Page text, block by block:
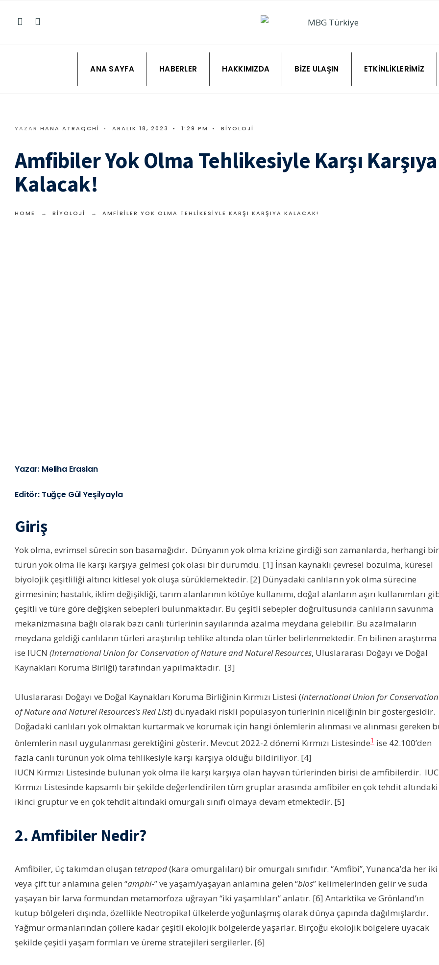
ANA SAYFA HABERLER HAKKIMIZDA BIZE ULAŞIN ETKINLIKLERIMIZ
YAZAR HANA ATRAQCHI • ARALIK 18, 2023 • 1:29 PM • BIYOLOJI
Amfibiler Yok Olma Tehlikesiyle Karşı Karşıya
Kalacak!
HOME BIYOLOJI AMFIBILER YOK OLMA TEHLIKESIYLE KARŞI KARŞIYA KALACAK!
Yazar: Meliha Eraslan
Editör: Tuğçe Gül Yeşilyayla
Giriş
Yok olma, evrimsel sürecin son basamağıdır. Dünyanın yok olma krizine girdiği son zamanlarda, herhangi bir
türün yok olma ile karşı karşıya gelmesi çok olası bir durumdu. [1] İnsan kaynaklı çevresel bozulma, küresel
biyolojik çeşitliliği altıncı kitlesel yok oluşa sürüklemektedir. [2] Dünyadaki canlıların yok olma sürecine
girmesinin; hastalık, iklim değişikliği, tarım alanlarının kötüye kullanımı, doğal alanların aşırı kullanımları
çeşitli ve türe göre değişken sebepleri bulunmaktadır. Bu çeşitli sebepler doğrultusunda canlıların savunma
mekanizmasına bağlı olarak bazı canlı türlerinin sayılarında azalma meydana gelebilir. Bu azalmaların
meydana geldiği canlıların türleri araştırılıp tehlike altında olan türler belirlenmektedir. En bilinen araştırma
ise IUCN (International Union for Conservation of Nature and Naturel Resources, Uluslararası Doğayı ve Doğal
Kaynakları Koruma Birliği) tarafından yapılmaktadır. [3]
Uluslararası Doğayı ve Doğal Kaynakları Koruma Birliğinin Kırmızı Listesi (International Union for Conservation
of Nature and Naturel Resources’s Red List) dünyadaki riskli popülasyon türlerinin niceliğinin bir göstergesidir.
Doğadaki canlıları yok olmaktan kurtarmak ve korumak için hangi önlemlerin alınması ve alınması gereken
önlemlerin nasıl uygulanması gerektiğini gösterir. Mevcut 2022-2 dönemi Kırmızı Listesinde1 ise 42.100’den
fazla canlı türünün yok olma tehlikesiyle karşı karşıya olduğu bildiriliyor. [4]
IUCN Kırmızı Listesinde bulunan yok olma ile karşı karşıya olan hayvan türlerinden birisi de amfibilerdir.
Kırmızı Listesinde kapsamlı bir şekilde değerlendirilen tüm gruplar arasında amfibiler en çok tehdit altındaki
ikinci gruptur ve en çok tehdit altındaki omurgalı sınıfı olmaya devam etmektedir. [5]
2. Amfibiler Nedir?
Amfibiler, üç takımdan oluşan tetrapod(kara omurgalıları) bir omurgalı sınıfıdır. “Amfibi”, Yunanca’da her iki
veya çift tür anlamına gelen “amphi-” ve yaşam/yaşayan anlamına gelen “bios” kelimelerinden gelir ve suda
yaşayan bir larva formundan metamorfoza uğrayan “iki yaşamlıları” anlatır. [6] Antarktika ve Grönland’ın
kutup bölgeleri dışında, özellikle Neotropikal ülkelerde yoğunlaşmış olarak dünya çapında dağılmışlardır.
Yağmur ormanlarından çöllere kadar çeşitli ekolojik bölgelerde yaşarlar. Birçoğu ekolojik bölgelere uyacak
şekilde çeşitli yaşam formları ve üreme stratejileri sergilerler. [6]